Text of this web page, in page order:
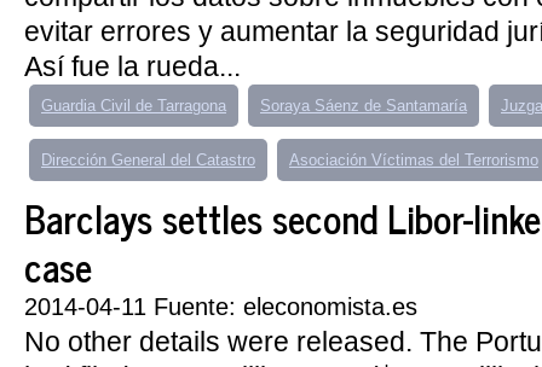
evitar errores y aumentar la seguridad
Así fue la rueda...
Guardia Civil de Tarragona Soraya Sáenz de Santamaría
Dirección General del Catastro Asociación Víctimas del Terrorismo
Barclays settles second Libor-
case
2014-04-11 Fuente: eleconomista.es
No other details were released. The